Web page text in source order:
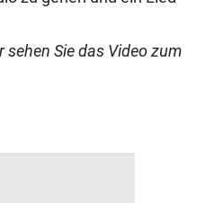
Sie das Video zum